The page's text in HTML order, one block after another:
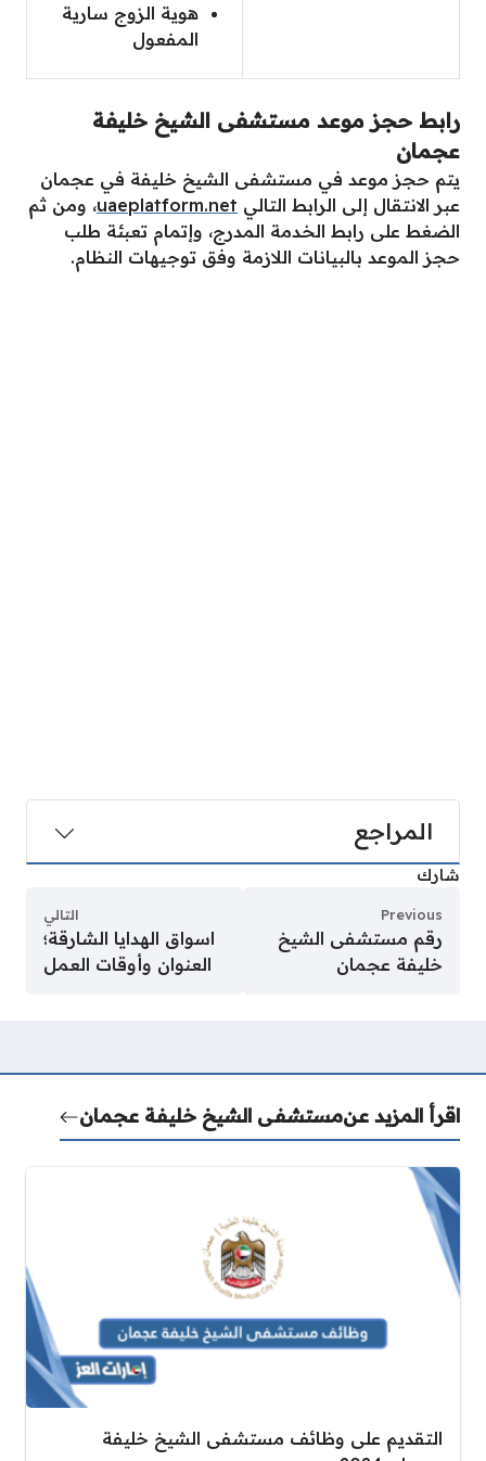
هوية الزوج سارية
المفعول
رابط حجز موعد مستشفى الشيخ خليفة
عجمان
يتم حجز موعد في مستشفى الشيخ خليفة في عجمان
عبر الانتقال إلى الرابط التالي uaeplatform.net، ومن ثم
الضغط على رابط الخدمة المدرج، وإتمام تعبئة طلب
حجز الموعد بالبيانات اللازمة وفق توجيهات النظام.
المراجع
شارك
Previous
رقم مستشفى الشيخ
خليفة عجمان
التالي
اسواق الهدايا الشارقة؛
العنوان وأوقات العمل
اقرأ المزيد عنمستشفى الشيخ خليفة عجمان
التقديم على وظائف مستشفى الشيخ خليفة